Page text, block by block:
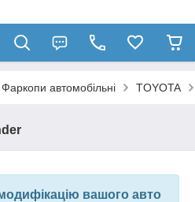
Фаркопи автомобільні TOYOTA
вашого авто